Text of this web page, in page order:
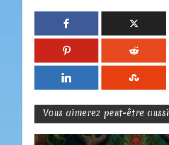
Vous aimerez peut-être aussi